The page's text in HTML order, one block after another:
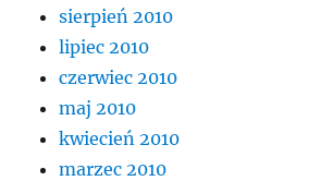
sierpień 2010
lipiec 2010
czerwiec 2010
maj 2010
kwiecień 2010
marzec 2010